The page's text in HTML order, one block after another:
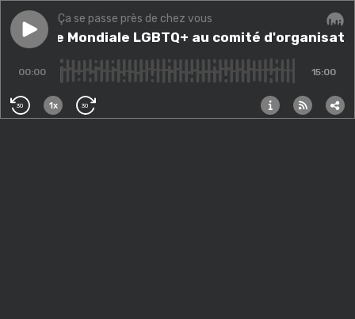
Play episodeJournée Mondiale LGBTQ+ au comité d'organisation
Ça se passe près de chez vous
Journée Mondiale LGBTQ+ au comité
00:00 15:00
30 1x 30